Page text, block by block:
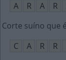
A
R A R
Corte suíno que
C
A R R